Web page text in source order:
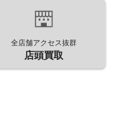
全店舗アクセス抜群
店頭買取